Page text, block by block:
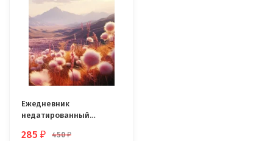
Ежедневник
недатированный
285₽ 450₽